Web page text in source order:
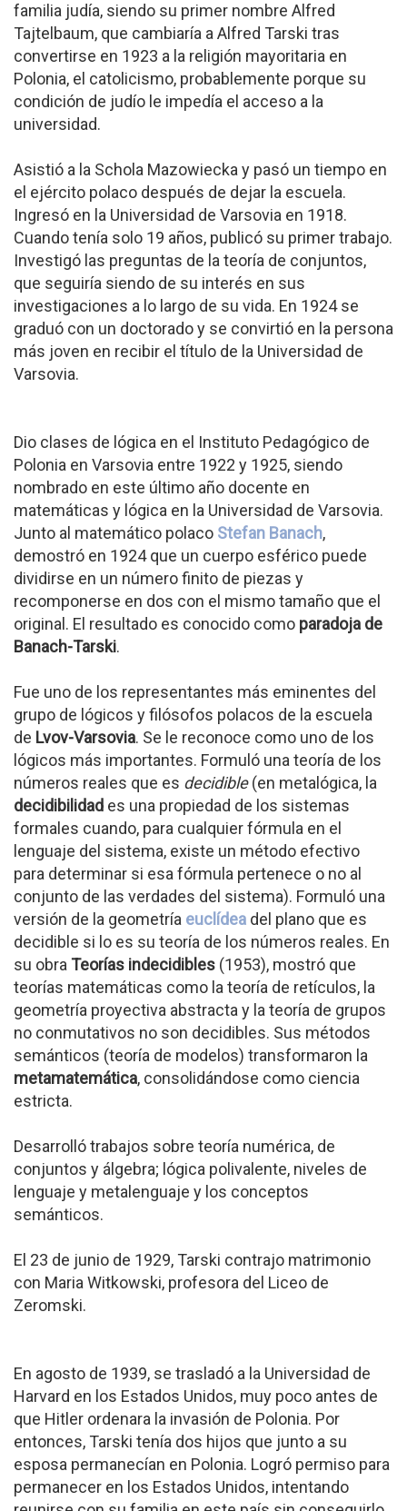
familia judía, siendo su primer nombre Alfred
Tajtelbaum, que cambiaría a Alfred Tarski tras
convertirse en 1923 a la religión mayoritaria en
Polonia, el catolicismo, probablemente porque su
condición de judío le impedía el acceso a la
universidad.
Asistió a la Schola Mazowiecka y pasó un tiempo en
el ejército polaco después de dejar la escuela.
Ingresó en la Universidad de Varsovia en 1918.
Cuando tenía solo 19 años, publicó su primer trabajo.
Investigó las preguntas de la teoría de conjuntos,
que seguiría siendo de su interés en sus
investigaciones a lo largo de su vida. En 1924 se
graduó con un doctorado y se convirtió en la persona
más joven en recibir el título de la Universidad de
Varsovia.
Dio clases de lógica en el Instituto Pedagógico de
Polonia en Varsovia entre 1922 y 1925, siendo
nombrado en este último año docente en
matemáticas y lógica en la Universidad de Varsovia.
Junto al matemático polaco Stefan Banach,
demostró en 1924 que un cuerpo esférico puede
dividirse en un número finito de piezas y
recomponerse en dos con el mismo tamaño que el
original. El resultado es conocido como paradoja de
Banach-Tarski.
Fue uno de los representantes más eminentes del
grupo de lógicos y filósofos polacos de la escuela
de Lvov-Varsovia. Se le reconoce como uno de los
lógicos más importantes. Formuló una teoría de los
números reales que es decidible(en metalógica, la
decidibilidad es una propiedad de los sistemas
formales cuando, para cualquier fórmula en el
lenguaje del sistema, existe un método efectivo
para determinar si esa fórmula pertenece o no al
conjunto de las verdades del sistema). Formuló una
versión de la geometría euclídea del plano que es
decidible si lo es su teoría de los números reales. En
su obra Teorías indecidibles (1953), mostró que
teorías matemáticas como la teoría de retículos, la
geometría proyectiva abstracta y la teoría de grupos
no conmutativos no son decidibles. Sus métodos
semánticos (teoría de modelos) transformaron la
metamatemática, consolidándose como ciencia
estricta.
Desarrolló trabajos sobre teoría numérica, de
conjuntos y álgebra; lógica polivalente, niveles de
lenguaje y metalenguaje y los conceptos
semánticos.
El 23 de junio de 1929, Tarski contrajo matrimonio
con Maria Witkowski, profesora del Liceo de
Zeromski.
En agosto de 1939, se trasladó a la Universidad de
Harvard en los Estados Unidos, muy poco antes de
que Hitler ordenara la invasión de Polonia. Por
entonces, Tarski tenía dos hijos que junto a su
esposa permanecían en Polonia. Logró permiso para
permanecer en los Estados Unidos, intentando